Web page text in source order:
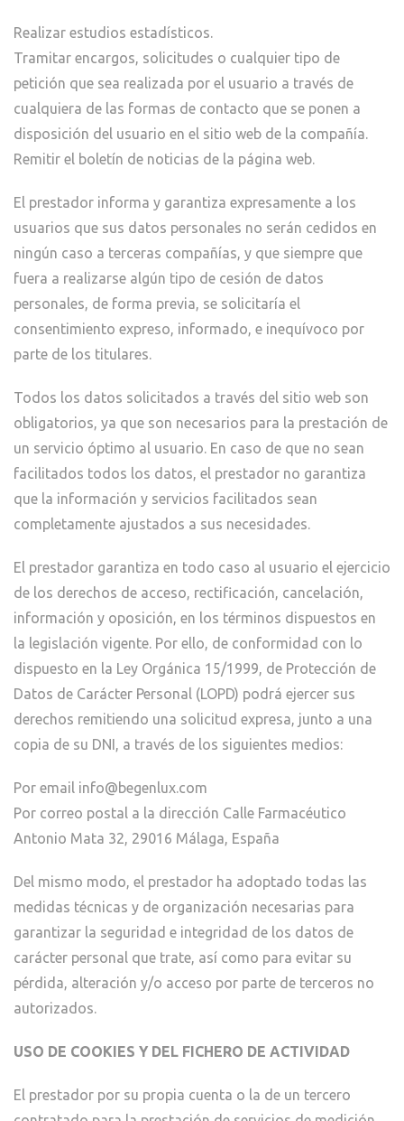
Realizar estudios estadísticos.
Tramitar encargos, solicitudes o cualquier tipo de
petición que sea realizada por el usuario a través de
cualquiera de las formas de contacto que se ponen a
disposición del usuario en el sitio web de la compañía.
Remitir el boletín de noticias de la página web.
El prestador informa y garantiza expresamente a los
usuarios que sus datos personales no serán cedidos en
ningún caso a terceras compañías, y que siempre que
fuera a realizarse algún tipo de cesión de datos
personales, de forma previa, se solicitaría el
consentimiento expreso, informado, e inequívoco por
parte de los titulares.
Todos los datos solicitados a través del sitio web son
obligatorios, ya que son necesarios para la prestación de
un servicio óptimo al usuario. En caso de que no sean
facilitados todos los datos, el prestador no garantiza
que la información y servicios facilitados sean
completamente ajustados a sus necesidades.
El prestador garantiza en todo caso al usuario el ejercicio
de los derechos de acceso, rectificación, cancelación,
información y oposición, en los términos dispuestos en
la legislación vigente. Por ello, de conformidad con lo
dispuesto en la Ley Orgánica 15/1999, de Protección de
Datos de Carácter Personal (LOPD) podrá ejercer sus
derechos remitiendo una solicitud expresa, junto a una
copia de su DNI, a través de los siguientes medios:
Por email info@begenlux.com
Por correo postal a la dirección Calle Farmacéutico
Antonio Mata 32, 29016 Málaga, España
Del mismo modo, el prestador ha adoptado todas las
medidas técnicas y de organización necesarias para
garantizar la seguridad e integridad de los datos de
carácter personal que trate, así como para evitar su
pérdida, alteración y/o acceso por parte de terceros no
autorizados.
USO DE COOKIES Y DEL FICHERO DE ACTIVIDAD
El prestador por su propia cuenta o la de un tercero